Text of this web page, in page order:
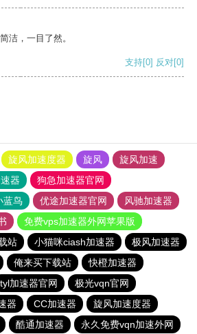
洁，一目了然。
支持[0] 反对[0]
旋风加速度器 旋风
旋风加速
器
狗急加速器官网
蓝鸟 优途加速器官网
风驰加速器
免费vps加速器外网苹果版
站 小猫咪ciash加速器
极风加速器
俺来买下载站
快橙加速器
tyl加速器官网
极光vqn官网
器 CC加速器
旋风加速度器
酷通加速器 永久免费vqn加速外网